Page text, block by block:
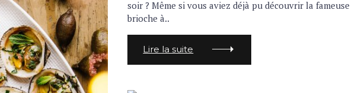
I
E
soir ? Même si vous aviez déjà pu découvrir la fameuse
brioche à..
Lire la suite